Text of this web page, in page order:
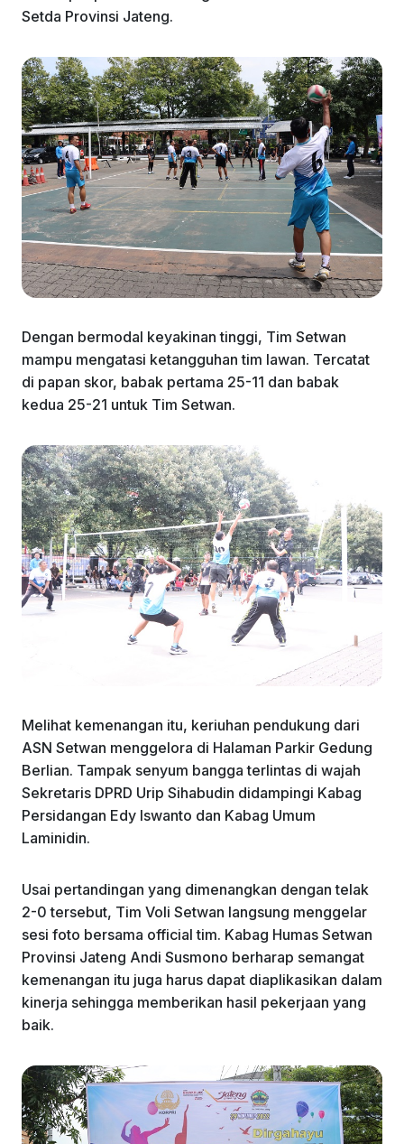
Setda Provinsi Jateng.
Dengan bermodal keyakinan tinggi, Tim Setwan
mampu mengatasi ketangguhan tim lawan. Tercatat
di papan skor, babak pertama 25-11 dan babak
kedua 25-21 untuk Tim Setwan.
Melihat kemenangan itu, keriuhan pendukung dari
ASN Setwan menggelora di Halaman Parkir Gedung
Berlian. Tampak senyum bangga terlintas di wajah
Sekretaris DPRD Urip Sihabudin didampingi Kabag
Persidangan Edy Iswanto dan Kabag Umum
Laminidin.
Usai pertandingan yang dimenangkan dengan telak
2-0 tersebut, Tim Voli Setwan langsung menggelar
sesi foto bersama official tim. Kabag Humas Setwan
Provinsi Jateng Andi Susmono berharap semangat
kemenangan itu juga harus dapat diaplikasikan dalam
kinerja sehingga memberikan hasil pekerjaan yang
baik.